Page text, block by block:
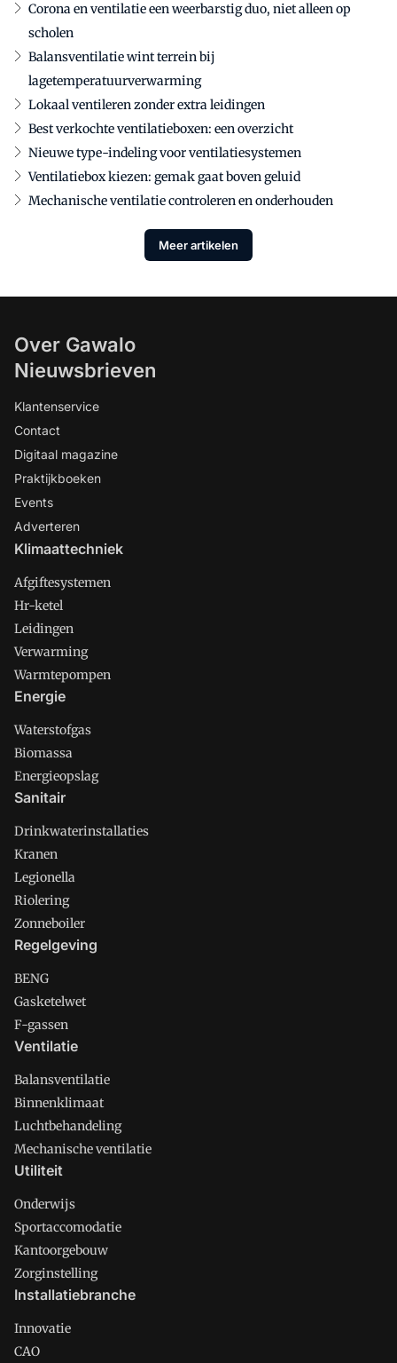
Corona en ventilatie een weerbarstig duo, niet alleen op
scholen
Balansventilatie wint terrein bij
lagetemperatuurverwarming
Lokaal ventileren zonder extra leidingen
Best verkochte ventilatieboxen: een overzicht
Nieuwe type-indeling voor ventilatiesystemen
Ventilatiebox kiezen: gemak gaat boven geluid
Mechanische ventilatie controleren en onderhouden
Meer artikelen
Over Gawalo
Nieuwsbrieven
Klantenservice
Contact
Digitaal magazine
Praktijkboeken
Events
Adverteren
Klimaattechniek
Afgiftesystemen
Hr-ketel
Leidingen
Verwarming
Warmtepompen
Energie
Waterstofgas
Biomassa
Energieopslag
Sanitair
Drinkwaterinstallaties
Kranen
Legionella
Riolering
Zonneboiler
Regelgeving
BENG
Gasketelwet
F-gassen
Ventilatie
Balansventilatie
Binnenklimaat
Luchtbehandeling
Mechanische ventilatie
Utiliteit
Onderwijs
Sportaccomodatie
Kantoorgebouw
Zorginstelling
Installatiebranche
Innovatie
CAO